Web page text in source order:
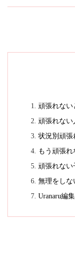
頑張れない
頑張れない
状況別頑張
もう頑張
頑張れない
無理をしな
Uranaru編